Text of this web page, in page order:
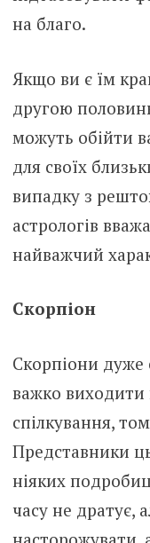
на благо.
Якщо ви є їм
другою
можуть обійти
для своїх
випадку з
астрологів
найважчий
Скорпіон
Скорпіони дуже
важко виходити
спілкування,
Представники
ніяких
часу не дратує,